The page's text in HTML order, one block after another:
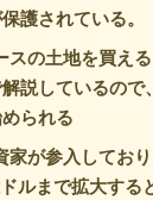
護されている。
スの土地を買え
説しているので
られる
家が参入してお
ルまで拡大する